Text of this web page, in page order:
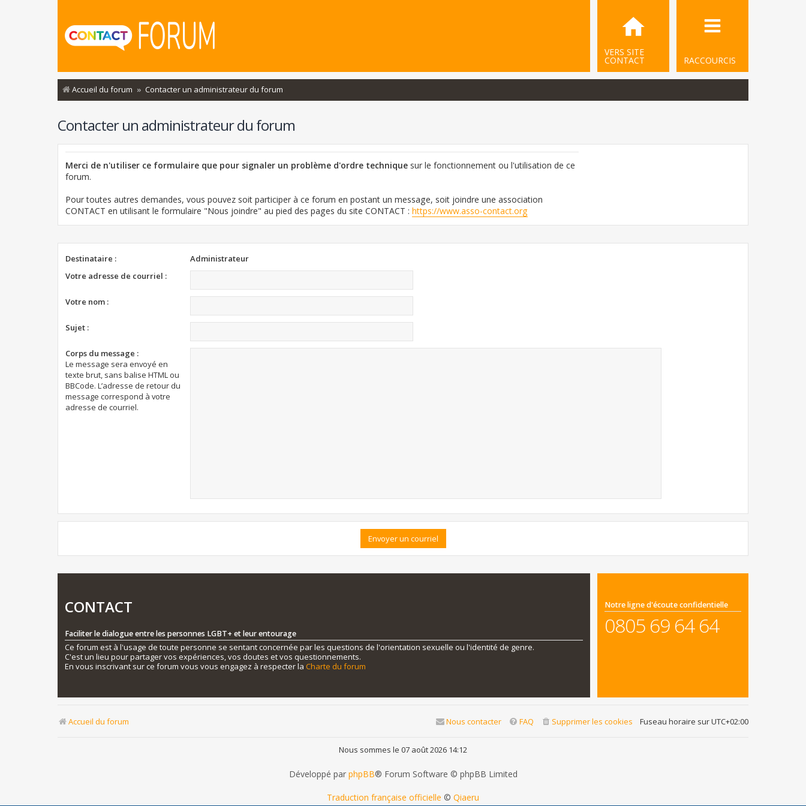
RACCOURCIS
VERS SITE
CONTACT
Accueil du forum Contacter un administrateur du forum
Contacter un administrateur du forum
Merci de n'utiliser ce formulaire que pour signaler un problème d'ordre technique sur le fonctionnement ou l'utilisation de ce
forum.
Pour toutes autres demandes, vous pouvez soit participer à ce forum en postant un message, soit joindre une association
CONTACT en utilisant le formulaire "Nous joindre" au pied des pages du site CONTACT : https://www.asso-contact.org
Destinataire :
Administrateur
Votre adresse de courriel :
Votre nom :
Sujet :
Corps du message :
Le message sera envoyé en
texte brut, sans balise HTML ou
BBCode. L’adresse de retour du
message correspond à votre
adresse de courriel.
CONTACT
Faciliter le dialogue entre les personnes LGBT+ et leur entourage
Ce forum est à l'usage de toute personne se sentant concernée par les questions de l'orientation sexuelle ou l'identité de genre.
C'est un lieu pour partager vos expériences, vos doutes et vos questionnements.
En vous inscrivant sur ce forum vous vous engagez à respecter la Charte du forum
Notre ligne d'écoute confidentielle
0805 69 64 64
Accueil du forum Fuseau horaire surUTC+02:00
Supprimer les cookies
FAQ
Nous contacter
Nous sommes le 07 août 2026 14:12
Développé par phpBB® Forum Software © phpBB Limited
Traduction française officielle © Qiaeru